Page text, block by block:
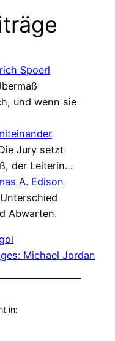
Spoerl
und wenn sie
Jury setzt
der Leiterin…
A. Edison
Abwarten.
Michael Jordan
in: